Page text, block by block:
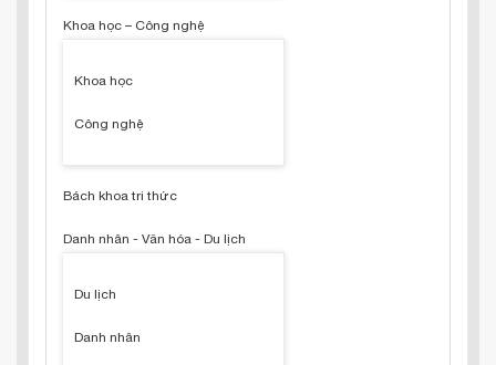
Khoa học – Công nghệ
Khoa học
Công nghệ
Bách khoa tri thức
Danh nhân - Văn hóa - Du lịch
Du lịch
Danh nhân